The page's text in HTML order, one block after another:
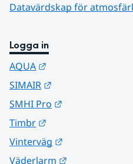
Datavärdskap för
Logga in
AQUA
SIMAIR
SMHI Pro
Timbr
Vinterväg
Väderlarm